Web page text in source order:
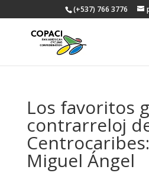
(+537) 766 3776
Los favoritos
contrarreloj
Miguel Ángel